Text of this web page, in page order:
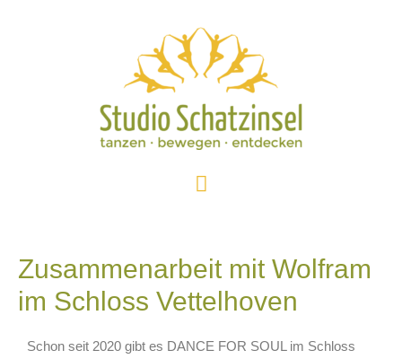
Zusammenarbeit mit Wolfram
im Schloss Vettelhoven
Schon seit 2020 gibt es DANCE FOR SOUL im Schloss